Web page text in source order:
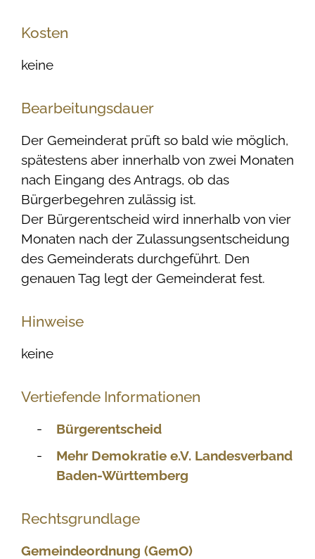
Kosten
keine
Bearbeitungsdauer
Der Gemeinderat prüft so bald wie möglich,
spätestens aber innerhalb von zwei Monaten
nach Eingang des Antrags, ob das
Bürgerbegehren zulässig ist.
Der Bürgerentscheid wird innerhalb von vier
Monaten nach der Zulassungsentscheidung
des Gemeinderats durchgeführt. Den
genauen Tag legt der Gemeinderat fest.
Hinweise
keine
Vertiefende Informationen
Bürgerentscheid
Mehr Demokratie e.V. Landesverband
Baden-Württemberg
Rechtsgrundlage
Gemeindeordnung (GemO)